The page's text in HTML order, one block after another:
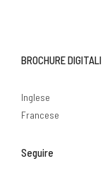
BROCHURE DIGITALI
Inglese
Francese
Seguire